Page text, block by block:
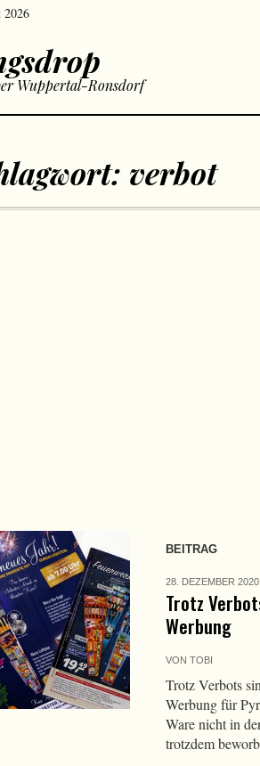
2026
Wuppertal-Ronsdorf
verbot
BEITRAG
28. DEZEMBER 2020
Trotz
Werbung
VON TOBI
Trotz Verbots
Werbung für
Ware nicht in
trotzdem